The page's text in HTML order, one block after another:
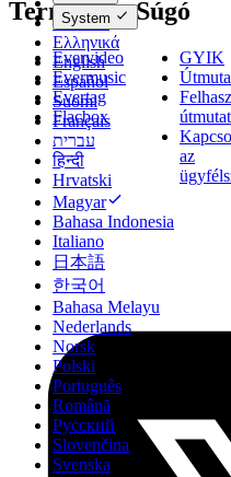
Deutsch
Ελληνικά
English
Español
Suomi
Français
עברית
हिन्दी
Hrvatski
Magyar
Bahasa Indonesia
Italiano
日本語
한국어
Bahasa Melayu
Nederlands
Norsk
Polski
Português
Română
Русский
Slovenčina
Svenska
System
Termékek
Evervideo
Evermusic
Evertag
Flacbox
Súgó
GYIK
az